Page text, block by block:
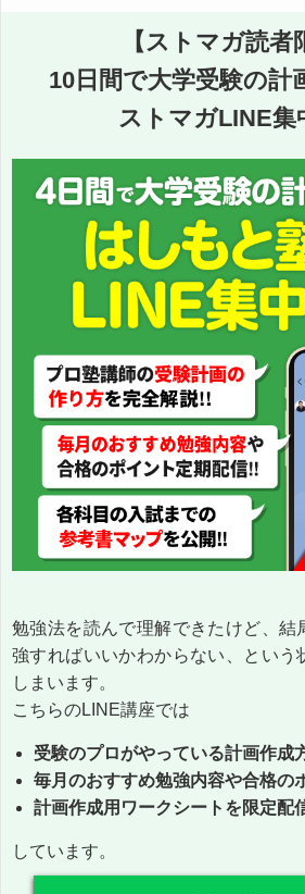
【ストマガ読者
10日間で大学受験の計
ストマガLINE集
勉強法を読んで理解できたけど、結
強すればいいかわからない、という
しまいます。
こちらのLINE講座では
受験のプロがやっている計画作成
毎月のおすすめ勉強内容や合格の
計画作成用ワークシートを限定配
しています。